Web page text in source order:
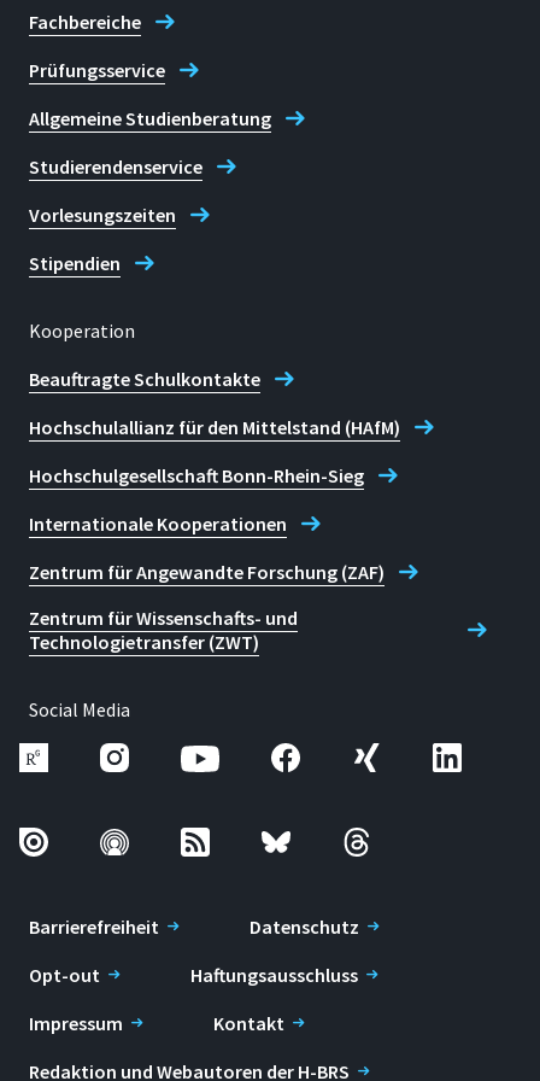
Rheinbach
Raum
G009
Adresse
von Liebig Straße 20
Kontaktzeiten
brs.de/sprechstunde/index.xhtml?
+49 2241 865 9884
Eva Monika Goletz
Fachbereiche
Prüfungsservice
Allgemeine Studienberatung
Studierendenservice
Vorlesungszeiten
Stipendien
Kooperation
Beauftragte Schulkontakte
Hochschulallianz für den Mittelstand (HAfM)
Hochschulgesellschaft Bonn-Rhein-Sieg
Internationale Kooperationen
Zentrum für Angewandte Forschung (ZAF)
Zentrum für Wissenschafts- und
Technologietransfer (ZWT)
Social Media
Barrierefreiheit
Datenschutz
Opt-out
Haftungsausschluss
Impressum
Kontakt
Redaktion und Webautoren der H-BRS